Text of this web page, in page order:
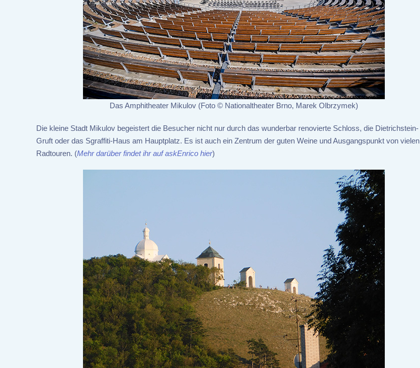
Das Amphitheater Mikulov (Foto © Nationaltheater Brno, Marek Olbrzymek)
Die kleine Stadt Mikulov begeistert die Besucher nicht nur durch das wunderbar renovierte Schloss, die Dietrichstein-
Gruft oder das Sgraffiti-Haus am Hauptplatz. Es ist auch ein Zentrum der guten Weine und Ausgangspunkt von vielen
Radtouren. (Mehr darüber findet ihr auf askEnrico hier)